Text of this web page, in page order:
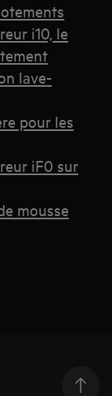
i10, le
lave-
pour les
iF0 sur
mousse